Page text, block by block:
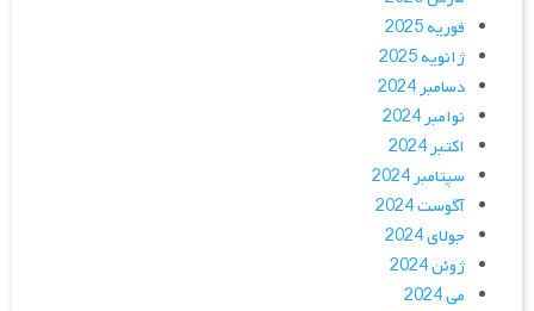
فوریه 2025
ژانویه 2025
دسامبر 2024
نوامبر 2024
اکتبر 2024
سپتامبر 2024
آگوست 2024
جولای 2024
ژوئن 2024
می 2024